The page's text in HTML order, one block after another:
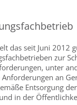
das seit Juni 2012
zur
unter
an
Entsorgung
in der